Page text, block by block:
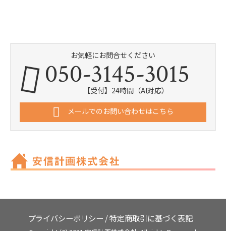
お気軽にお問合せください
050-3145-3015
【受付】24時間（AI対応）
メールでのお問い合わせはこちら
プライバシーポリシー /特定商取引に基づく表記